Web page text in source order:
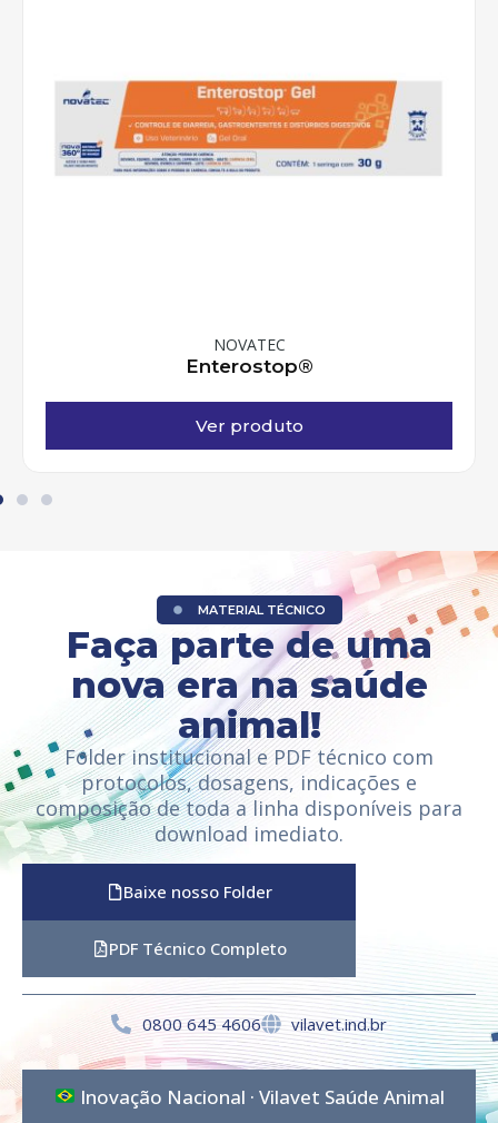
Suplementos Injetáveis
CALDEXTAN®
Ver produto
MATERIAL TÉCNICO
Faça parte de uma
nova era na saúde
animal!
Folder institucional e PDF técnico com
protocolos, dosagens, indicações e
composição de toda a linha disponíveis para
download imediato.
Baixe nosso Folder
PDF Técnico Completo
0800 645 4606 vilavet.ind.br
Inovação Nacional · Vilavet Saúde Animal